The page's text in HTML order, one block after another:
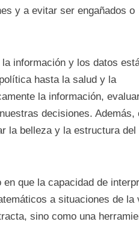
y a evitar ser engañados o
información y los datos
hasta la salud y la
la información,
decisiones. Además,
la belleza y la estructura del
que la capacidad de
a situaciones de la
sino como una